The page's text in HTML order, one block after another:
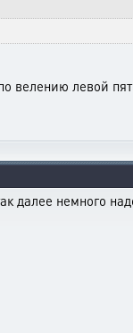
велению левой
далее немного